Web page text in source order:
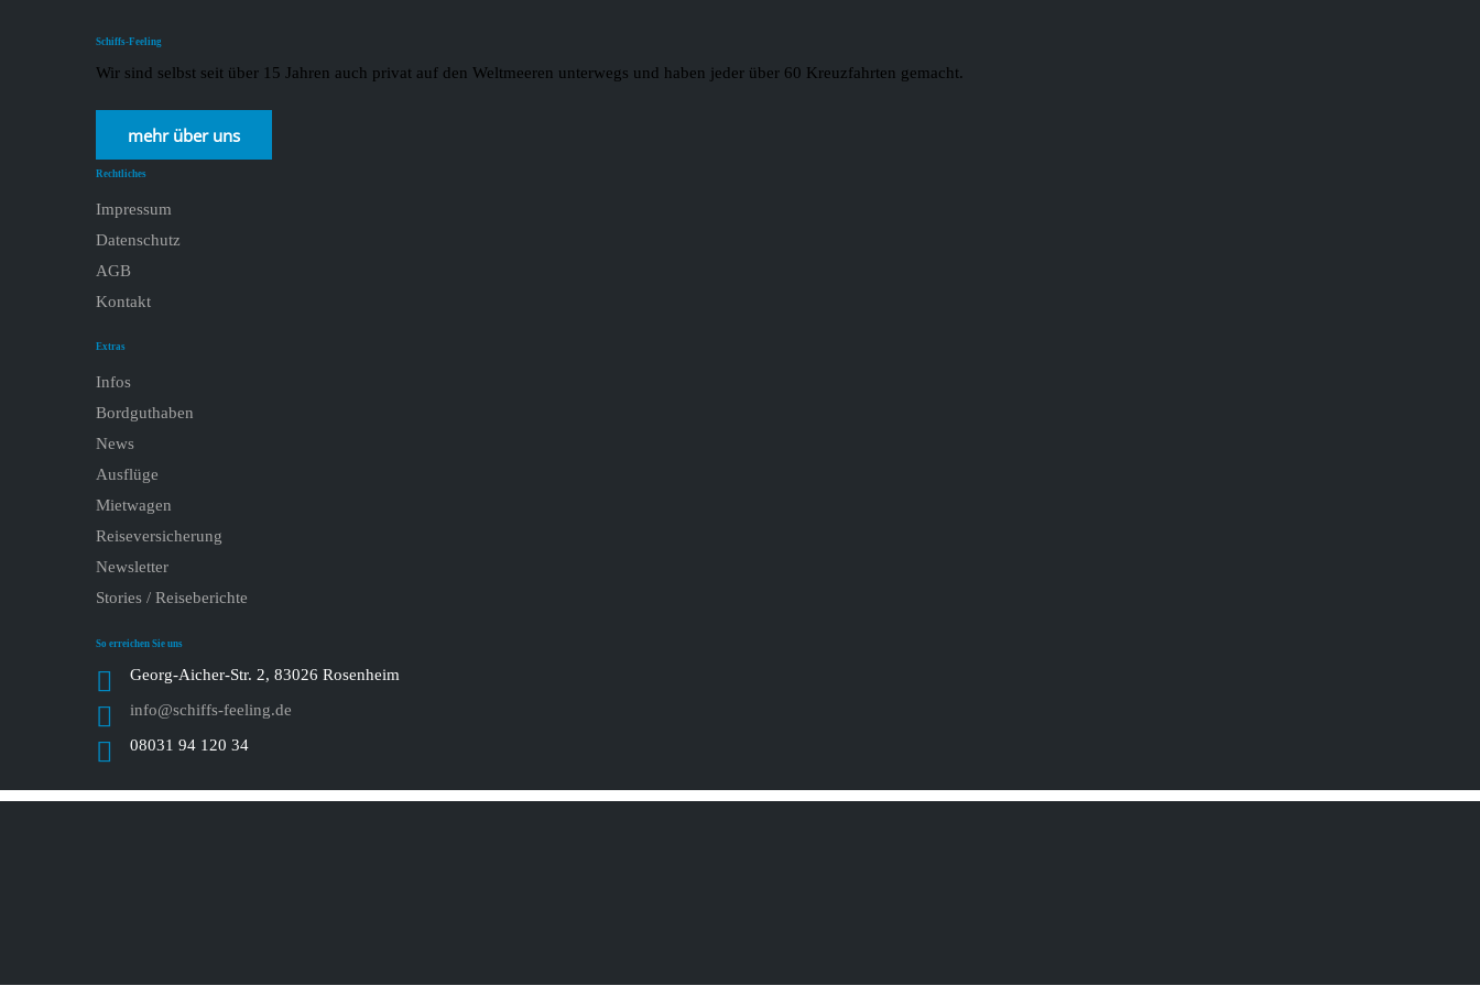
Schiffs-Feeling
Wir sind selbst seit über 15 Jahren auch privat auf den Weltmeeren unterwegs und haben jeder über 60 Kreuzfahrten gemacht.
mehr über uns
Rechtliches
Impressum
Datenschutz
AGB
Kontakt
Extras
Infos
Bordguthaben
News
Ausflüge
Mietwagen
Reiseversicherung
Newsletter
Stories / Reiseberichte
So erreichen Sie uns
Georg-Aicher-Str. 2, 83026 Rosenheim
info@schiffs-feeling.de
08031 94 120 34